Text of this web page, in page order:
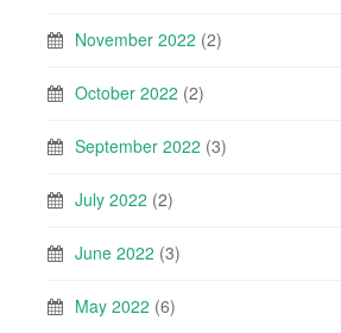
November 2022 (2)
October 2022 (2)
September 2022 (3)
July 2022 (2)
June 2022 (3)
May 2022 (6)